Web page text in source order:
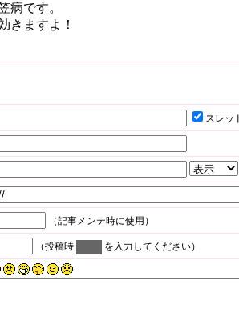
病です。
きますよ！
スレッ
（記事メンテ時に使用）
（投稿時 を入力してください）